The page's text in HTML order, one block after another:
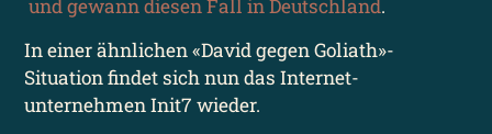
und gewann diesen Fall in Deutschland.
In einer ähnlichen «David gegen Goliath»-
Situation findet sich nun das Internet­
unternehmen Init7 wieder.